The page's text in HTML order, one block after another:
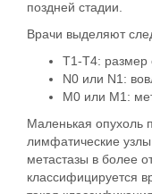
поздней стадии.
Врачи выделяют
T1-T4: размер
N0 или N1:
М0 или М1:
Маленькая опухоль
лимфатические
метастазы в более
классифицируется